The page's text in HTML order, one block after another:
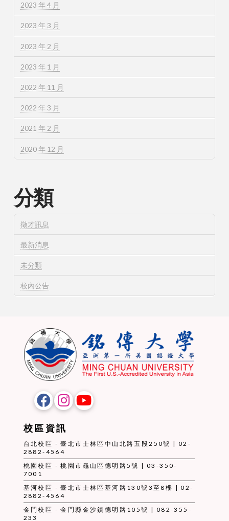
2023 年 4 月
2023 年 3 月
2023 年 2 月
2023 年 1 月
2022 年 11 月
2022 年 3 月
2021 年 2 月
2020 年 12 月
分類
徵才訊息
最新消息
未分類
校內公告
校區資訊
台北校區 - 臺北市士林區中山北路五段250號 | 02-
2882-4564
桃園校區 - 桃園市龜山區德明路5號 | 03-350-
7001
基河校區 - 臺北市士林區基河路130號3至8樓 | 02-
2882-4564
金門校區 - 金門縣金沙鎮德明路105號 | 082-355-
233